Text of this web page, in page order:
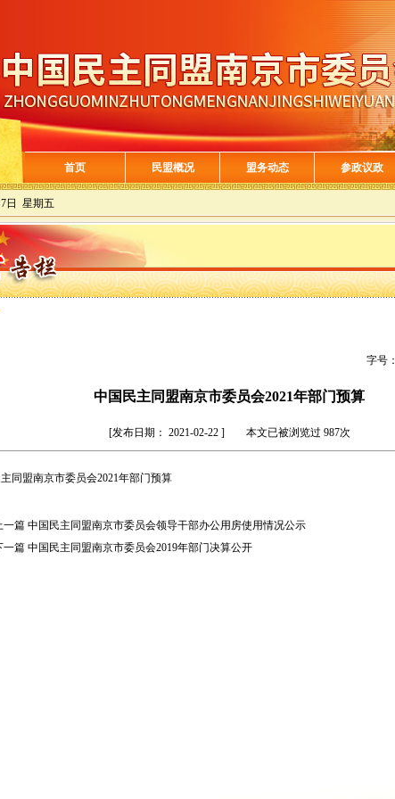
首页 民盟概况 盟务动态 参政议政
日 星期五
字号：
中国民主同盟南京市委员会2021年部门预算
[发布日期： 2021-02-22 ] 本文已被浏览过 987次
同盟南京市委员会2021年部门预算
一篇 中国民主同盟南京市委员会领导干部办公用房使用情况公示
一篇 中国民主同盟南京市委员会2019年部门决算公开